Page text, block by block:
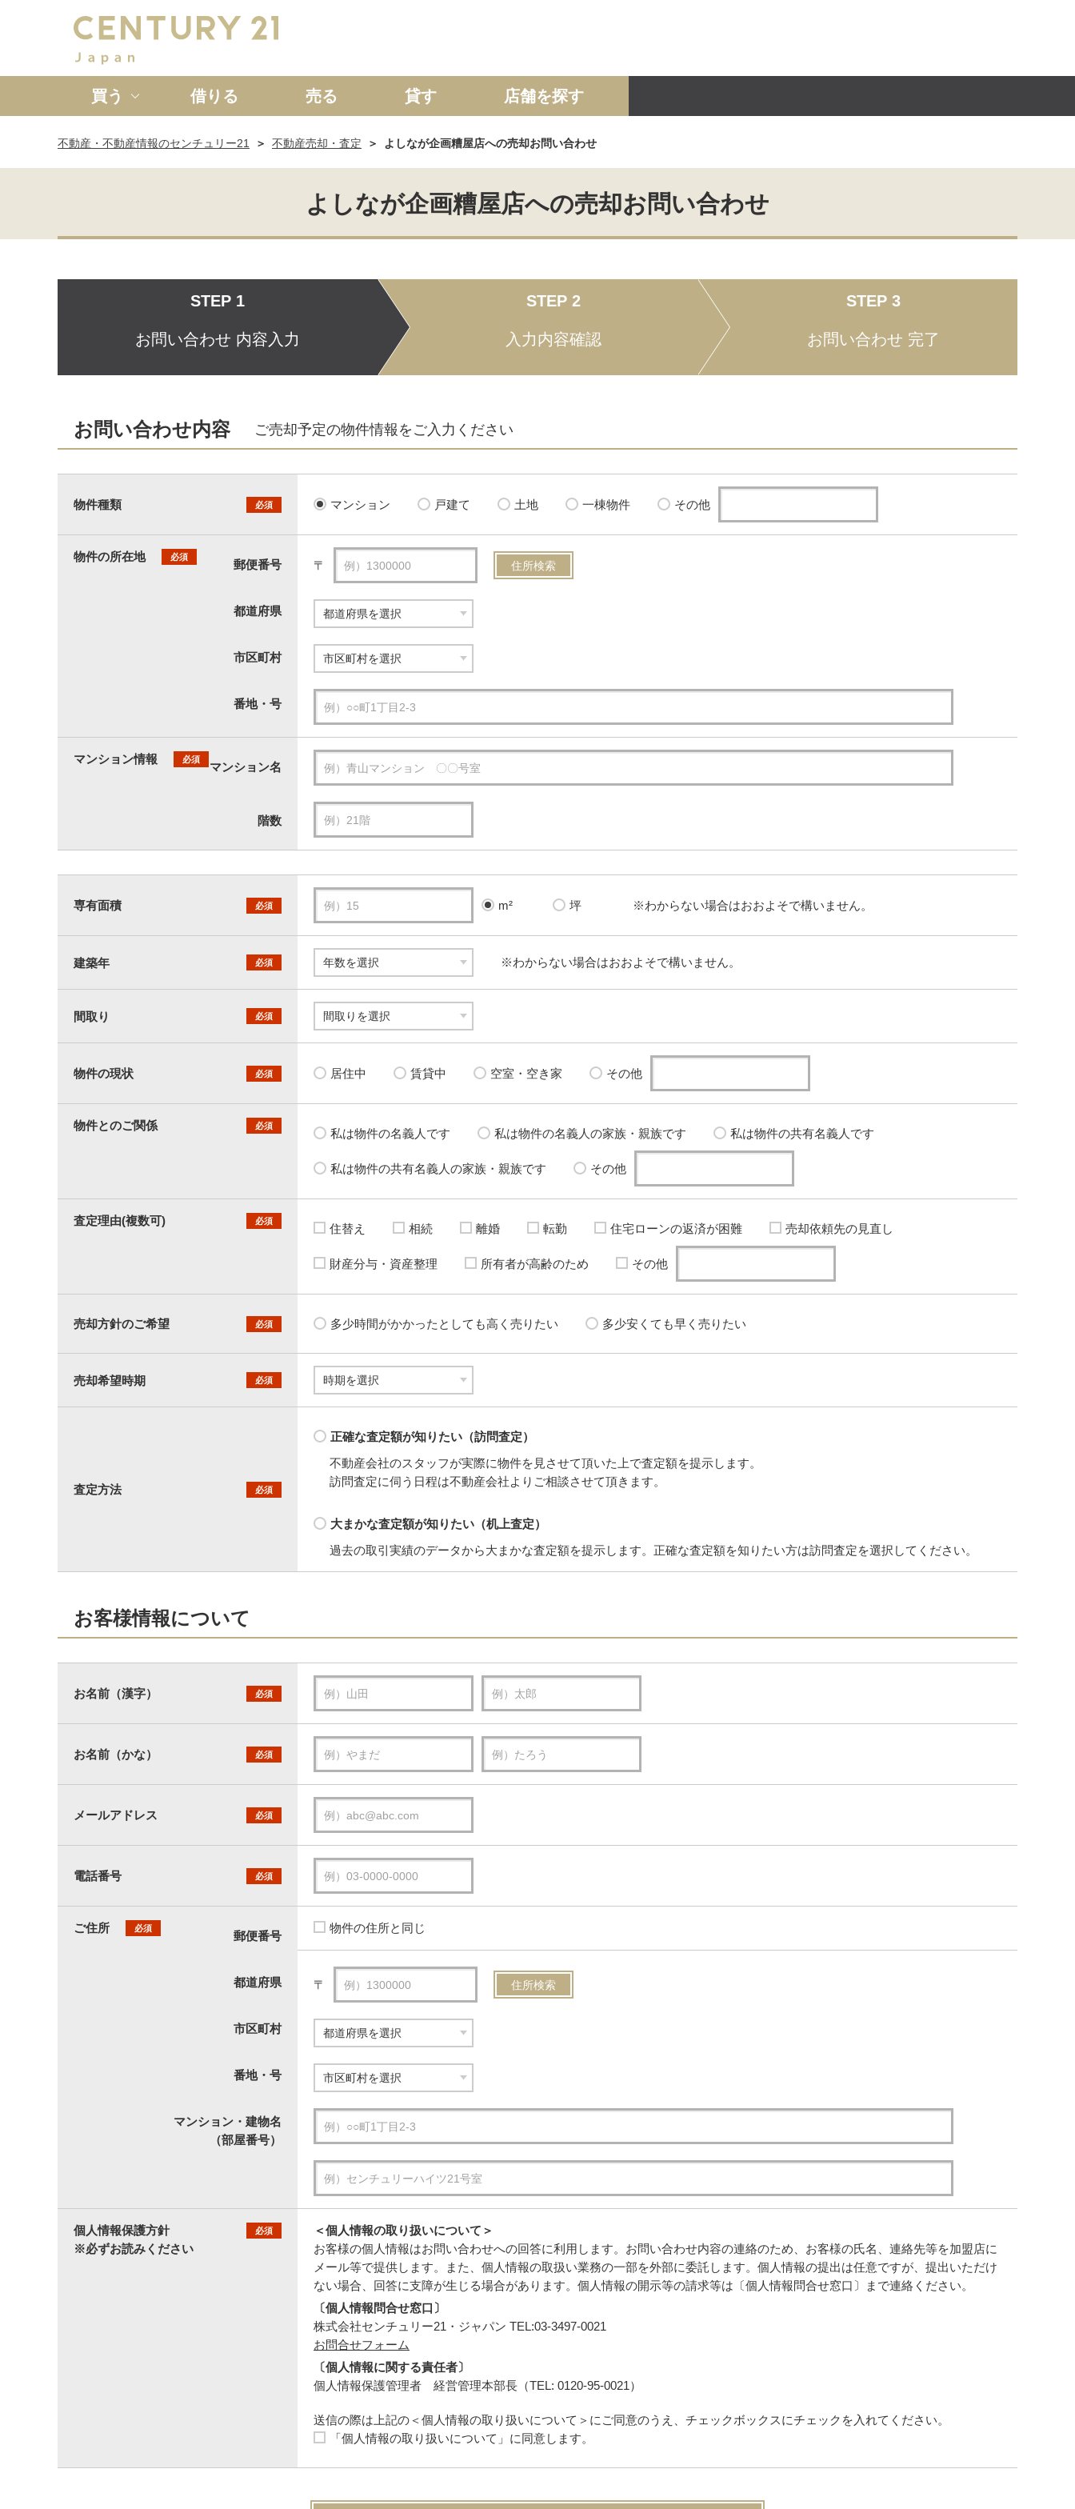
買う
新築一戸建て 中古一戸建て マンション 土地
借りる 売る 貸す 店舗を探す
不動産・不動産情報のセンチュリー21 不動産売却・査定 よしなが企画糟屋店への売却お問い合わせ
よしなが企画糟屋店への売却お問い合わせ
STEP 1
お問い合わせ 内容入力
STEP 2
入力内容確認
STEP 3
お問い合わせ 完了
お問い合わせ内容 ご売却予定の物件情報をご入力ください
物件種類 必須 マンション 戸建て 土地 一棟物件 その他
物件の所在地 必須
郵便番号
都道府県
市区町村
番地・号
〒 住所検索
マンション情報 必須
マンション名
階数
専有面積 必須 m² 坪 ※わからない場合はおおよそで構いません。
建築年 必須 ※わからない場合はおおよそで構いません。
間取り 必須
物件の現状 必須 居住中 賃貸中 空室・空き家 その他
物件とのご関係 必須
私は物件の名義人です 私は物件の名義人の家族・親族です 私は物件の共有名義人です
私は物件の共有名義人の家族・親族です その他
査定理由(複数可) 必須
住替え 相続 離婚 転勤 住宅ローンの返済が困難 売却依頼先の見直し
財産分与・資産整理 所有者が高齢のため その他
売却方針のご希望 必須 多少時間がかかったとしても高く売りたい 多少安くても早く売りたい
売却希望時期 必須
査定方法 必須
正確な査定額が知りたい（訪問査定）
不動産会社のスタッフが実際に物件を見させて頂いた上で査定額を提示します。
訪問査定に伺う日程は不動産会社よりご相談させて頂きます。
大まかな査定額が知りたい（机上査定）
過去の取引実績のデータから大まかな査定額を提示します。正確な査定額を知りたい方は訪問査定を選択してください。
お客様情報について
お名前（漢字） 必須
お名前（かな） 必須
メールアドレス 必須
電話番号 必須
ご住所 必須
郵便番号
都道府県
市区町村
番地・号
マンション・建物名
（部屋番号）
物件の住所と同じ
〒 住所検索
個人情報保護方針
※必ずお読みください
必須
＜個人情報の取り扱いについて＞
お客様の個人情報はお問い合わせへの回答に利用します。お問い合わせ内容の連絡のため、お客様の氏名、連絡先等を加盟店に
メール等で提供します。また、個人情報の取扱い業務の一部を外部に委託します。個人情報の提出は任意ですが、提出いただけ
ない場合、回答に支障が生じる場合があります。個人情報の開示等の請求等は〔個人情報問合せ窓口〕まで連絡ください。
〔個人情報問合せ窓口〕
株式会社センチュリー21・ジャパン TEL:03-3497-0021
お問合せフォーム
〔個人情報に関する責任者〕
個人情報保護管理者 経営管理本部長（TEL: 0120-95-0021）
送信の際は上記の＜個人情報の取り扱いについて＞にご同意のうえ、チェックボックスにチェックを入れてください。
「個人情報の取り扱いについて」に同意します。